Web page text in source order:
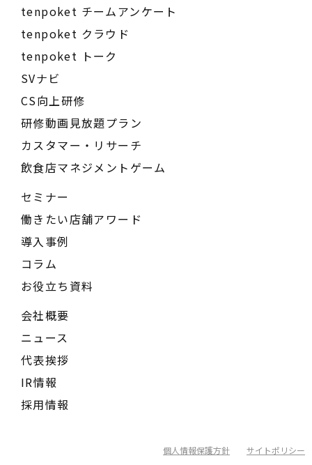
tenpoket チームアンケート
tenpoket クラウド
tenpoket トーク
SVナビ
CS向上研修
研修動画見放題プラン
カスタマー・リサーチ
飲食店マネジメントゲーム
セミナー
働きたい店舗アワード
導入事例
コラム
お役立ち資料
会社概要
ニュース
代表挨拶
IR情報
採用情報
個人情報保護方針 サイトポリシー